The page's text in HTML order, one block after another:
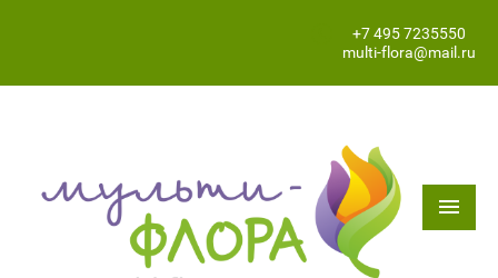
+7 495 7235550
multi-flora@mail.ru